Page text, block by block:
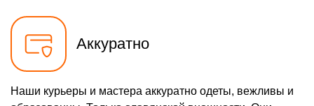
Аккуратно
Наши курьеры и мастера аккуратно одеты, вежливы и